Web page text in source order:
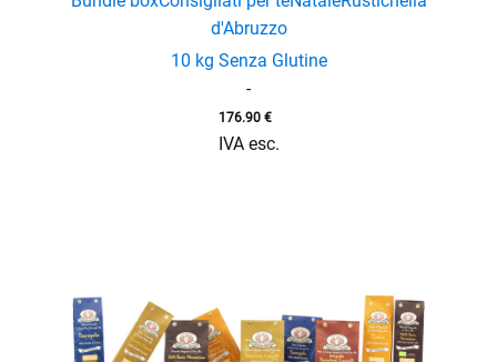
d'Abruzzo
10 kg Senza Glutine
-
176.90 €
IVA esc.